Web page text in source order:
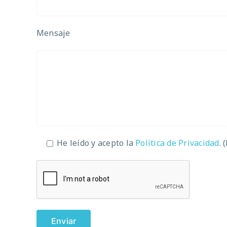
Mensaje
He leído y acepto la Política de Privacidad.